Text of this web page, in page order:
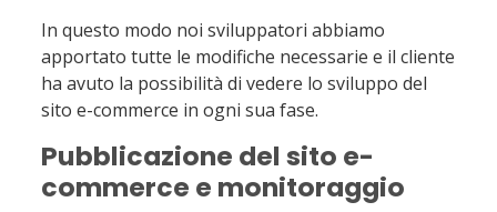
In questo modo noi sviluppatori abbiamo
apportato tutte le modifiche necessarie e il cliente
ha avuto la possibilità di vedere lo sviluppo del
sito e-commerce in ogni sua fase.
Pubblicazione del sito e-
commerce e monitoraggio